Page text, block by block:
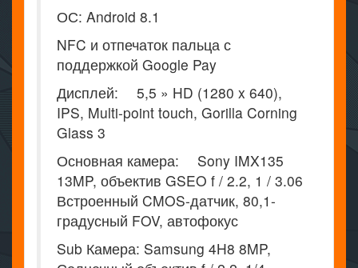
ОС: Android 8.1
NFC и отпечаток пальца с
поддержкой Google Pay
Дисплей: 5,5 » HD (1280 x 640),
IPS, Multi-point touch, Gorilla Corning
Glass 3
Основная камера: Sony IMX135
13MP, объектив GSEO f / 2.2, 1 / 3.06
Встроенный CMOS-датчик, 80,1-
градусный FOV, автофокус
Sub Камера: Samsung 4H8 8MP,